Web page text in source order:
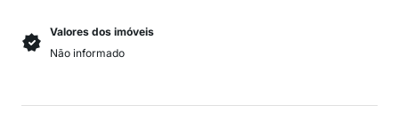
Valores dos imóveis
Não informado